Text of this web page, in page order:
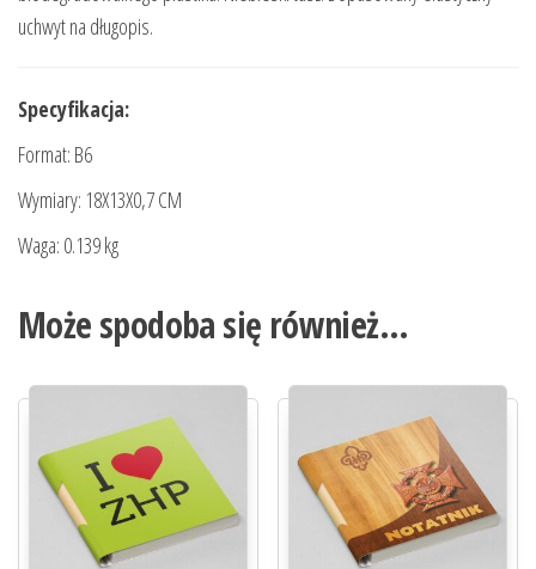
uchwyt na długopis.
Specyfikacja:
Format: B6
Wymiary: 18X13X0,7 CM
Waga: 0.139 kg
Może spodoba się również…